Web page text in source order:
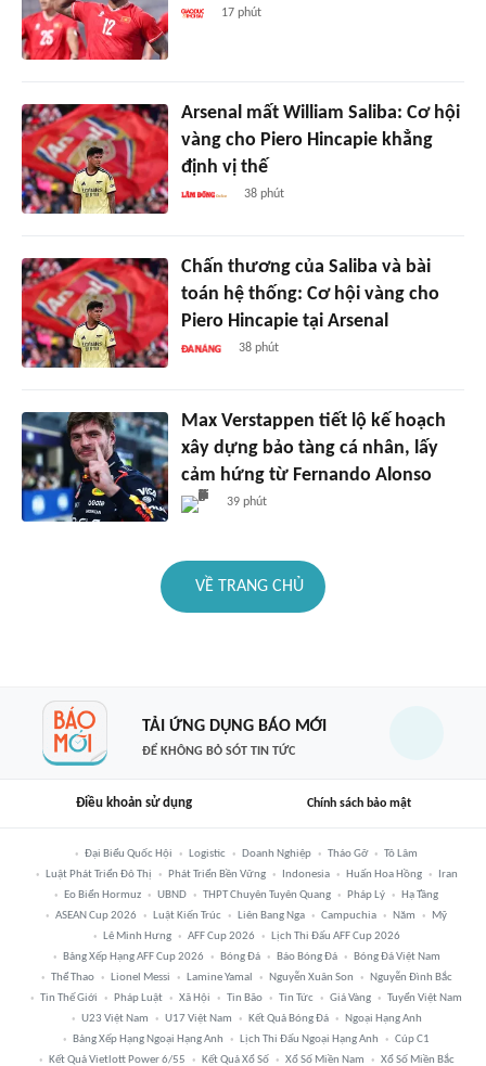
17 phút
Arsenal mất William Saliba: Cơ hội
vàng cho Piero Hincapie khẳng
định vị thế
38 phút
Chấn thương của Saliba và bài
toán hệ thống: Cơ hội vàng cho
Piero Hincapie tại Arsenal
38 phút
Max Verstappen tiết lộ kế hoạch
xây dựng bảo tàng cá nhân, lấy
cảm hứng từ Fernando Alonso
39 phút
VỀ TRANG CHỦ
TẢI ỨNG DỤNG BÁO MỚI
ĐỂ KHÔNG BỎ SÓT TIN TỨC
Điều khoản sử dụng Chính sách bảo mật
Đại Biểu Quốc Hội Logistic Doanh Nghiệp Tháo Gỡ
Tô Lâm
Luật Phát Triển Đô Thị
Phát Triển Bền Vững Indonesia Huấn Hoa Hồng
Iran
Eo Biển Hormuz
UBND THPT Chuyên Tuyên Quang Pháp Lý
Hạ Tầng
ASEAN Cup 2026
Luật Kiến Trúc Liên Bang Nga Campuchia Năm
Mỹ
Lê Minh Hưng
AFF Cup 2026
Lịch Thi Đấu AFF Cup 2026
Bảng Xếp Hạng AFF Cup 2026
Bóng Đá Báo Bóng Đá
Bóng Đá Việt Nam
Thể Thao
Lionel Messi Lamine Yamal Nguyễn Xuân Son
Nguyễn Đình Bắc
Tin Thế Giới
Pháp Luật Xã Hội Tin Bão Tin Tức Giá Vàng
Tuyển Việt Nam
U23 Việt Nam
U17 Việt Nam Kết Quả Bóng Đá
Ngoại Hạng Anh
Bảng Xếp Hạng Ngoại Hạng Anh
Lịch Thi Đấu Ngoại Hạng Anh
Cúp C1
Kết Quả Vietlott Power 6/55
Kết Quả Xổ Số Xổ Số Miền Nam Xổ Số Miền Bắc